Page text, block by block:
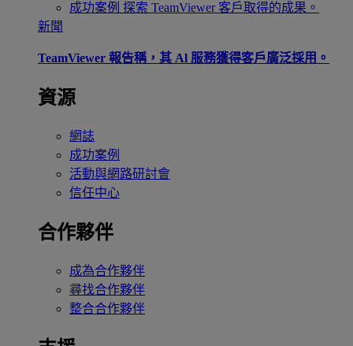
成功案例 探索 TeamViewer 客戶取得的成果。
新聞
TeamViewer 報告稱，其 Al 服務獲得客戶廣泛採用。
資源
網誌
成功案例
活動與網路研討會
信任中心
合作夥伴
成為合作夥伴
尋找合作夥伴
整合合作夥伴